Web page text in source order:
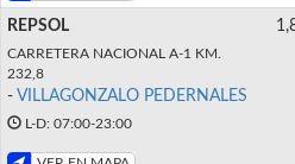
REPSOL
CARRETERA NACIONAL A-1 KM.
232,8
- VILLAGONZALO PEDERNALES
L-D: 07:00-23:00